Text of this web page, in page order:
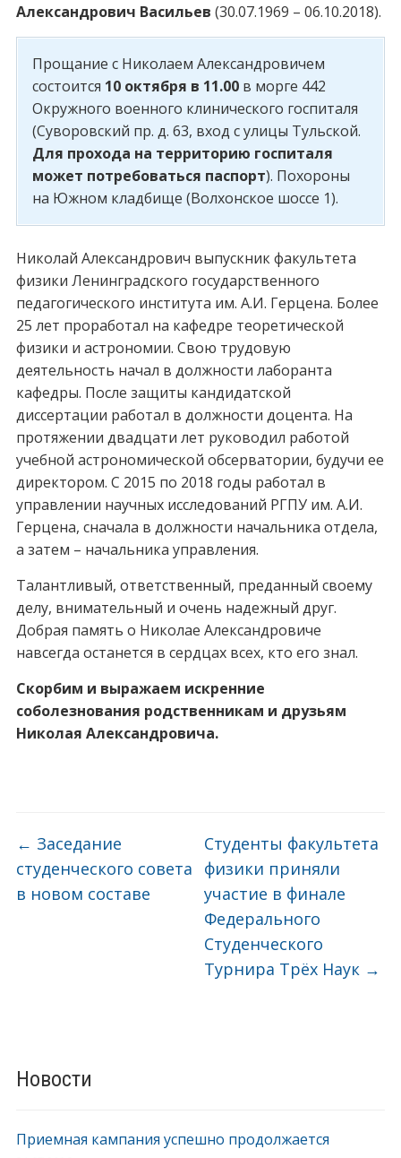
Александрович Васильев (30.07.1969 – 06.10.2018).
Прощание с Николаем Александровичем
состоится 10 октября в 11.00в морге 442
Окружного военного клинического госпиталя
(Суворовский пр. д. 63, вход с улицы Тульской.
Для прохода на территорию госпиталя
может потребоваться паспорт). Похороны
на Южном кладбище (Волхонское шоссе 1).
Николай Александрович выпускник факультета
физики Ленинградского государственного
педагогического института им. А.И. Герцена. Более
25 лет проработал на кафедре теоретической
физики и астрономии. Свою трудовую
деятельность начал в должности лаборанта
кафедры. После защиты кандидатской
диссертации работал в должности доцента. На
протяжении двадцати лет руководил работой
учебной астрономической обсерватории, будучи ее
директором. С 2015 по 2018 годы работал в
управлении научных исследований РГПУ им. А.И.
Герцена, сначала в должности начальника отдела,
а затем – начальника управления.
Талантливый, ответственный, преданный своему
делу, внимательный и очень надежный друг.
Добрая память о Николае Александровиче
навсегда останется в сердцах всех, кто его знал.
Скорбим и выражаем искренние
соболезнования родственникам и друзьям
Николая Александровича.
← Заседание
студенческого совета
в новом составе
Студенты факультета
физики приняли
участие в финале
Федерального
Студенческого
Турнира Трёх Наук →
Новости
Приемная кампания успешно продолжается